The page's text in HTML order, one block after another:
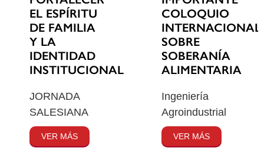
EL ESPÍRITU
DE FAMILIA
Y LA
IDENTIDAD
INSTITUCIONAL
JORNADA
SALESIANA
VER MÁS
COLOQUIO
INTERNACIONAL
SOBRE
SOBERANÍA
ALIMENTARIA
Ingeniería
Agroindustrial
VER MÁS